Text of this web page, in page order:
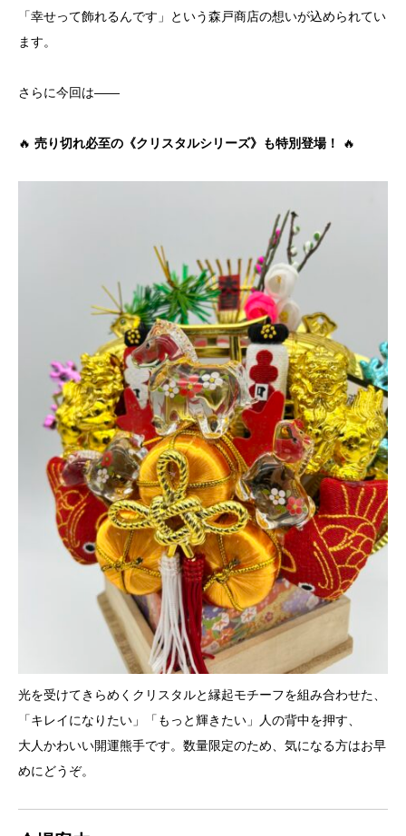
「幸せって飾れるんです」という森戸商店の想いが込められてい
ます。
さらに今回は——
🔥 売り切れ必至の《クリスタルシリーズ》も特別登場！ 🔥
光を受けてきらめくクリスタルと縁起モチーフを組み合わせた、
「キレイになりたい」「もっと輝きたい」人の背中を押す、
大人かわいい開運熊手です。数量限定のため、気になる方はお早
めにどうぞ。